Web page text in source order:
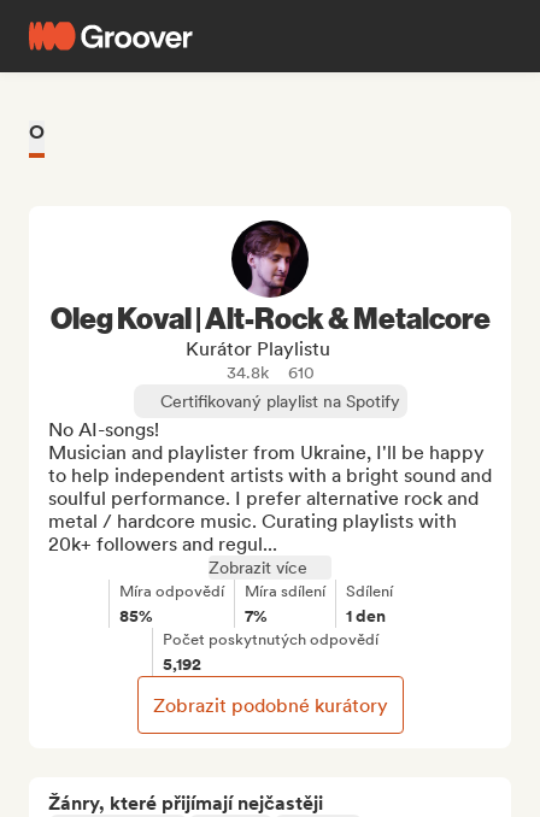
O
Žánry, které přijímají nejčastěji
Oleg Koval | Alt-Rock & Metalcore
Kurátor Playlistu
34.8k
610
Certifikovaný playlist na Spotify
No AI-songs!
Musician and playlister from Ukraine, I'll be happy
to help independent artists with a bright sound and
soulful performance. I prefer alternative rock and
metal / hardcore music. Curating playlists with
20k+ followers and regul...
Zobrazit více
Míra odpovědí
85%
Míra sdílení
7%
Sdílení
1 den
Počet poskytnutých odpovědí
5,192
Zobrazit podobné kurátory